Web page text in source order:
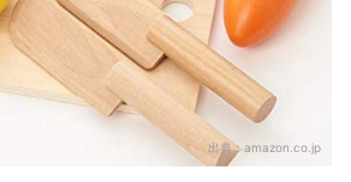
出典：amazon.co.jp